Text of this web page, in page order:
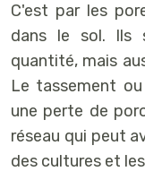
C'est par les
dans le sol. Ils
quantité, mais
Le tassement
une perte de
réseau qui peut
des cultures et